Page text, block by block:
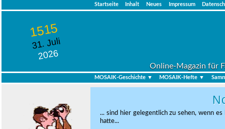
Startseite Inhalt Neues Impressum
1515
31. Juli
2026
Online-Magazin für
MOSAIK-Geschichte ▼ MOSAIK-Hefte ▼
... sind hier gelegentlich zu sehen, wenn
hatte...